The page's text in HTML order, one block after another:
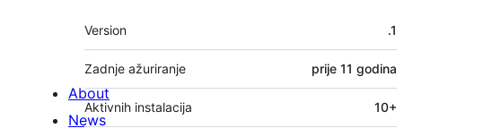
Meta
Version .1
Zadnje ažuriranje prije 11 godina
Aktivnih instalacija 10+
About
News